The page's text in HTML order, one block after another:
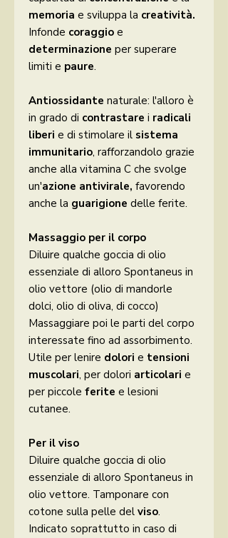
memoria e sviluppa la creatività.
Infonde coraggio e
determinazione per superare
limiti e paure.
Antiossidante naturale: l'alloro è
in grado di contrastare i radicali
liberi e di stimolare il sistema
immunitario, rafforzandolo grazie
anche alla vitamina C che svolge
un'azione antivirale, favorendo
anche la guarigione delle ferite.
Massaggio per il corpo
Diluire qualche goccia di olio
essenziale di alloro Spontaneus in
olio vettore (olio di mandorle
dolci, olio di oliva, di cocco)
Massaggiare poi le parti del corpo
interessate fino ad assorbimento.
Utile per lenire dolori e tensioni
muscolari, per dolori articolari e
per piccole ferite e lesioni
cutanee.
Per il viso
Diluire qualche goccia di olio
essenziale di alloro Spontaneus in
olio vettore. Tamponare con
cotone sulla pelle del viso.
Indicato soprattutto in caso di